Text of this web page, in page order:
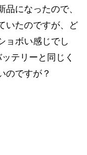
になったので、
いたのですが、ど
ョボい感じでし
テリーと同じく
のですが？